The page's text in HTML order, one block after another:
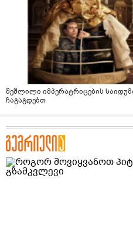
შეშლილი იმპერატრიცების
ჩაგაგდებთ